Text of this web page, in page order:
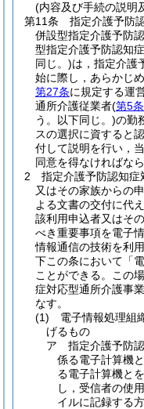
(内容及び手続の説明
第11条
指定介護予防
併設型指定介護予防
型指定介護予防認知
同じ。)は，指定介護
始に際し，あらかじ
第27条に規定する運
通所介護従業者(第5
う。以下同じ。)の勤
スの選択に資すると
付して説明を行い，
同意を得なければなら
2
指定介護予防認知
又はその家族からの
よる文書の交付に代え
該利用申込者又はそ
べき重要事項を電子
情報通信の技術を利
下この条において「
ことができる。
この
症対応型通所介護事
なす。
(1)
電子情報処理組
げるもの
ア
指定介護予防
係る電子計算機
る電子計算機と
し，受信者の使
イルに記録する